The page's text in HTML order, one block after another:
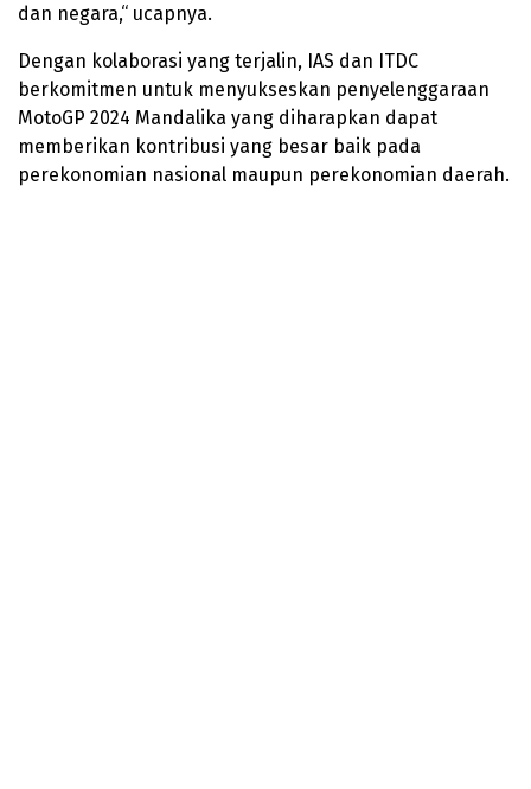
dan negara,“ ucapnya.
Dengan kolaborasi yang terjalin, IAS dan ITDC
berkomitmen untuk menyukseskan penyelenggaraan
MotoGP 2024 Mandalika yang diharapkan dapat
memberikan kontribusi yang besar baik pada
perekonomian nasional maupun perekonomian daerah.